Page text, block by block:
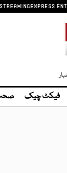
EXPRESS
فیکٹ چیک